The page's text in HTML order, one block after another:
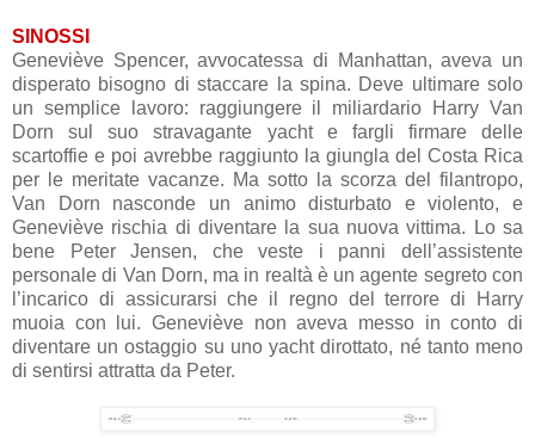
SINOSSI
Geneviève Spencer, avvocatessa di Manhattan, aveva un
disperato bisogno di staccare la spina. Deve ultimare solo
un semplice lavoro: raggiungere il miliardario Harry Van
Dorn sul suo stravagante yacht e fargli firmare delle
scartoffie e poi avrebbe raggiunto la giungla del Costa Rica
per le meritate vacanze. Ma sotto la scorza del filantropo,
Van Dorn nasconde un animo disturbato e violento, e
Geneviève rischia di diventare la sua nuova vittima. Lo sa
bene Peter Jensen, che veste i panni dell’assistente
personale di Van Dorn, ma in realtà è un agente segreto con
l’incarico di assicurarsi che il regno del terrore di Harry
muoia con lui. Geneviève non aveva messo in conto di
diventare un ostaggio su uno yacht dirottato, né tanto meno
di sentirsi attratta da Peter.